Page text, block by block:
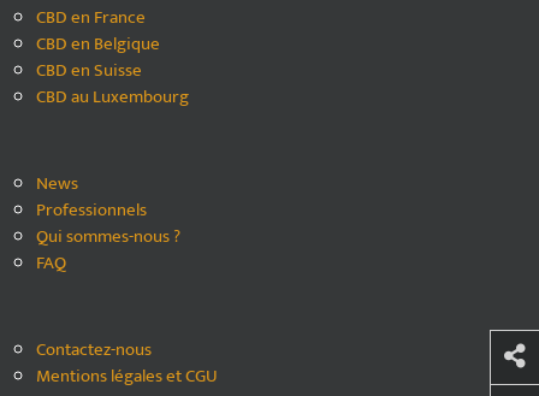
CBD en France
CBD en Belgique
CBD en Suisse
CBD au Luxembourg
News
Professionnels
Qui sommes-nous ?
FAQ
Contactez-nous
Mentions légales et CGU